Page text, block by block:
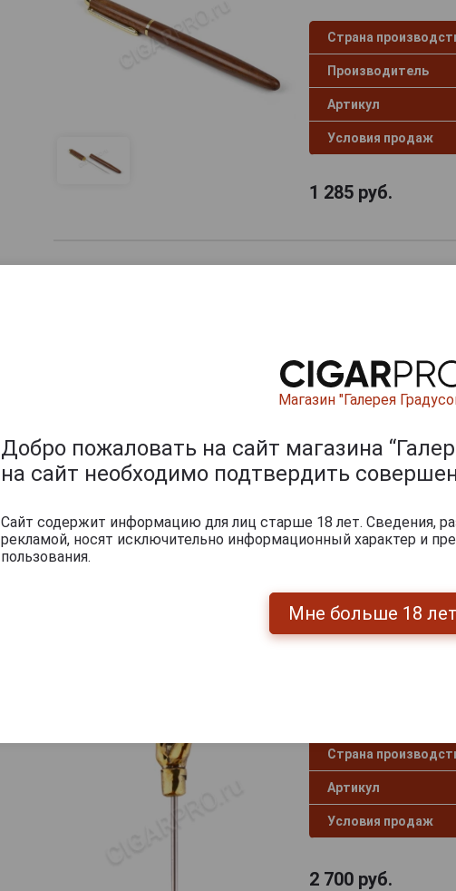
Страна
Производитель
Артикул
Условия продаж
1 285руб.
Производитель
3 600 руб.
Страна
Артикул
Условия продаж
2 700руб.
Магазин "Галерея
Добро пожаловать на сайт магазина
на сайт необходимо подтвердить
Сайт содержит информацию для лиц старше 18 лет. Сведения,
рекламой, носят исключительно информационный характер и
пользования.
Мне больше 18 лет